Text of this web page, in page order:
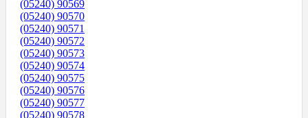
(05240) 90569
(05240) 90570
(05240) 90571
(05240) 90572
(05240) 90573
(05240) 90574
(05240) 90575
(05240) 90576
(05240) 90577
(05240) 90578